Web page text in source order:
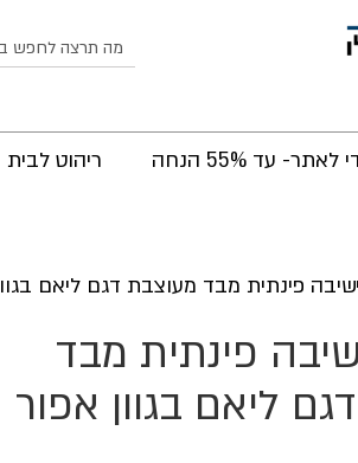
לחפש
עד 55% הנחה ריהוט לבית
פינתית מבד מעוצבת דגם ליאם
פינתית מבד
ליאם בגוון אפור